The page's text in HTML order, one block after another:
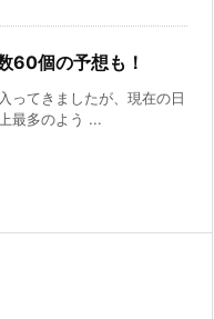
60個の予想も！
ってきましたが、現在の日
最多のよう ...